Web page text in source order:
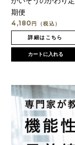
期便
4,180 円（税込）
詳細はこちら
カートに入れる